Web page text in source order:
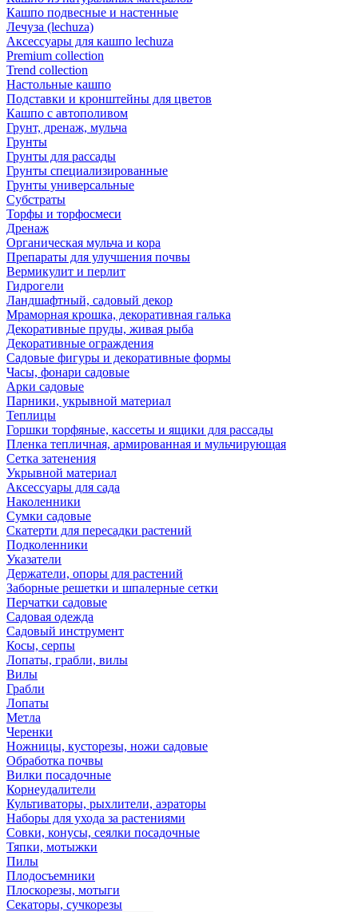
Кашпо подвесные и настенные
Лечуза (lechuza)
Аксессуары для кашпо lechuza
Premium collection
Trend collection
Настольные кашпо
Подставки и кронштейны для цветов
Кашпо с автополивом
Грунт, дренаж, мульча
Грунты
Грунты для рассады
Грунты специализированные
Грунты универсальные
Субстраты
Торфы и торфосмеси
Дренаж
Органическая мульча и кора
Препараты для улучшения почвы
Вермикулит и перлит
Гидрогели
Ландшафтный, садовый декор
Мраморная крошка, декоративная галька
Декоративные пруды, живая рыба
Декоративные ограждения
Садовые фигуры и декоративные формы
Часы, фонари садовые
Арки садовые
Парники, укрывной материал
Теплицы
Горшки торфяные, кассеты и ящики для рассады
Пленка тепличная, армированная и мульчирующая
Сетка затенения
Укрывной материал
Аксессуары для сада
Наколенники
Сумки садовые
Скатерти для пересадки растений
Подколенники
Указатели
Держатели, опоры для растений
Заборные решетки и шпалерные сетки
Перчатки садовые
Садовая одежда
Садовый инструмент
Косы, серпы
Лопаты, грабли, вилы
Вилы
Грабли
Лопаты
Метла
Черенки
Ножницы, кусторезы, ножи садовые
Обработка почвы
Вилки посадочные
Корнеудалители
Культиваторы, рыхлители, аэраторы
Наборы для ухода за растениями
Совки, конусы, сеялки посадочные
Тяпки, мотыжки
Пилы
Плодосъемники
Плоскорезы, мотыги
Секаторы, сучкорезы